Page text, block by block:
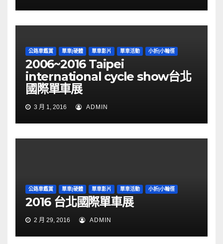
公路車鑑賞 單車|硬體 單車影片 單車活動 小折|小輪徑
2006~2016 Taipei
international cycle show台北
國際單車展
3 月 1, 2016 ADMIN
公路車鑑賞 單車|硬體 單車影片 單車活動 小折|小輪徑
2016 台北國際單車展
2 月 29, 2016 ADMIN